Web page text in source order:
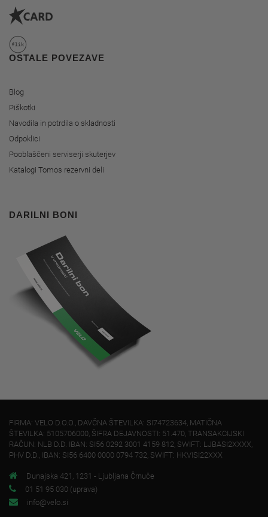
OSTALE POVEZAVE
Blog
Piškotki
Navodila in potrdila o skladnosti
Odpoklici
Pooblaščeni serviserji skuterjev
Katalogi Tomos rezervni deli
DARILNI BONI
FIRMA: VELO D.O.O., DAVČNA ŠTEVILKA: SI74723634, MATIČNA
ŠTEVILKA: 5105706000, ŠIFRA DEJAVNOSTI: 51.470, TRANSAKCIJSKI
RAČUN: NLB D.D. IBAN: SI56 0292 3001 4159 812, SWIFT: LJBASI2XXXX,
PHV D.D., IBAN: SI56 6400 0000 0794 732, SWIFT: HKVISI22XXX
Dunajska 421, 1231 - Ljubljana Črnuče
01 51 95 030 (uprava)
info@velo.si